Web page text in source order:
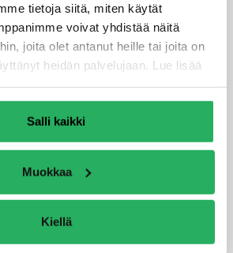
tietoja siitä, miten käytät
voivat yhdistää näitä
joita olet antanut heille tai joita on
heidän palvelujaan. Lue lisää
Salli kaikki
Muokkaa
Kiellä
uusimiseen ja
korjaamiseen.
kohdalla ongelma on erityisen
vaurioita. Sisäilmaan
voi myös aiheuttaa terveyshaittoja
voivat nousta moninkertaisiksi
verrattuna.
että
on valmis